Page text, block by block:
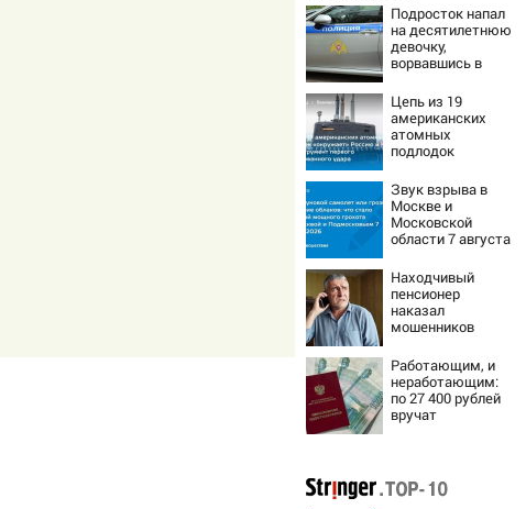
Подросток напал
на десятилетнюю
девочку,
ворвавшись в
Цепь из 19
американских
атомных
подлодок
Россию и Китай:
это инструмент
первого
массированного
удара
Звук взрыва в
Москве и
Московской
области 7 августа
Причины,
источник, откуда
был громкий
хлопок
Находчивый
пенсионер
наказал
мошенников
способом
Работающим, и
неработающим:
по 27 400 рублей
вручат